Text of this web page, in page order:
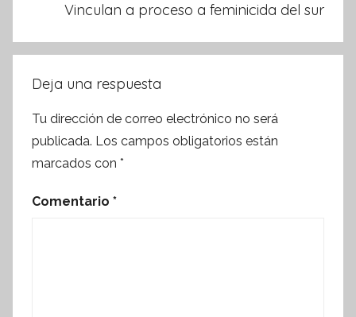
Vinculan a proceso a feminicida del sur
Deja una respuesta
Tu dirección de correo electrónico no será
publicada. Los campos obligatorios están
marcados con *
Comentario *